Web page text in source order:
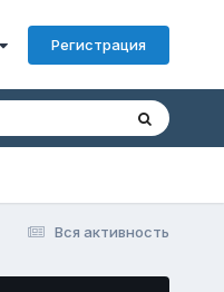
Регистрация
Вся активность